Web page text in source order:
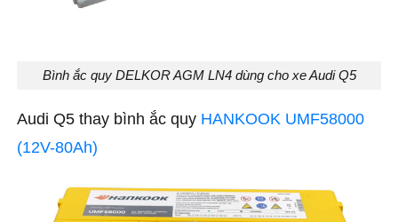
Bình ắc quy DELKOR AGM LN4 dùng cho xe Audi Q5
Audi Q5 thay bình ắc quy HANKOOK UMF58000
(12V-80Ah)